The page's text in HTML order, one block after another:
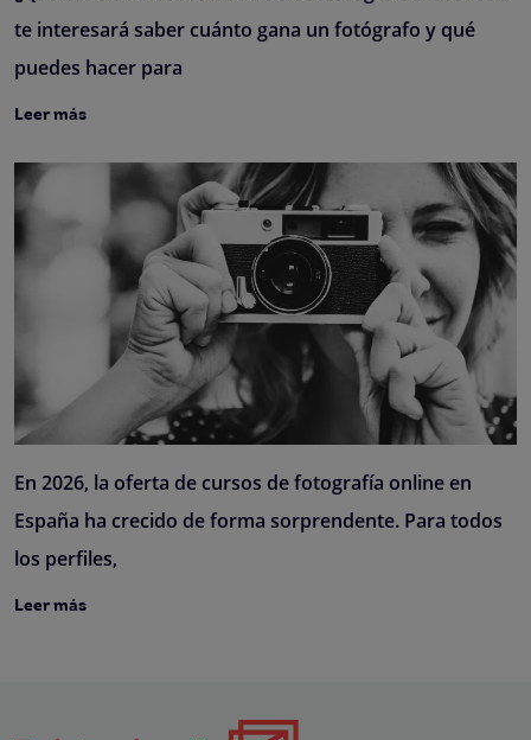
te interesará saber cuánto gana un fotógrafo y qué
puedes hacer para
Leer más
En 2026, la oferta de cursos de fotografía online en
España ha crecido de forma sorprendente. Para todos
los perfiles,
Leer más